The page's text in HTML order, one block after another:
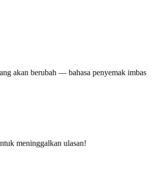
akan berubah — bahasa penyemak imbas
meninggalkan ulasan!